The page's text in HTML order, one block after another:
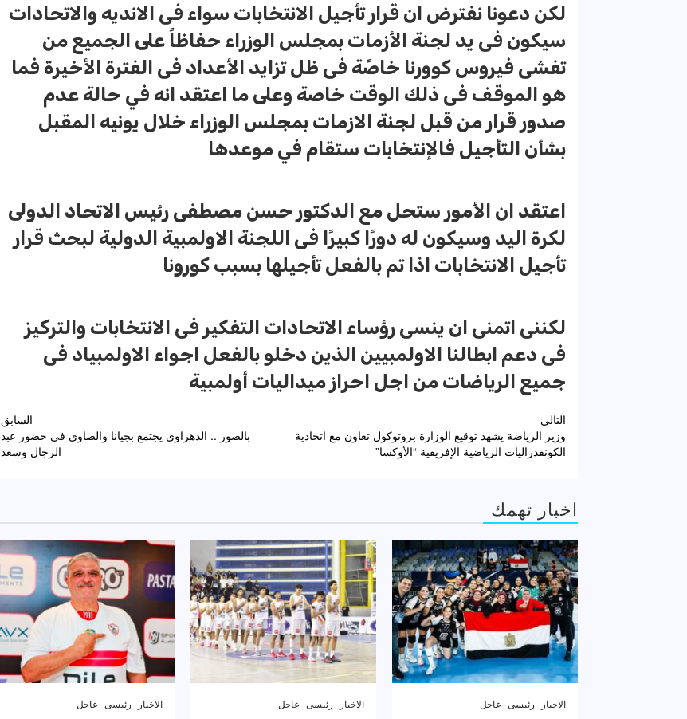
لكن دعونا نفترض ان قرار تأجيل الانتخابات سواء فى الانديه والاتحادات
سيكون فى يد لجنة الأزمات بمجلس الوزراء حفاظاً على الجميع من
تفشى فيروس كوورنا خاصًة فى ظل تزايد الأعداد فى الفترة الأخيرة فما
هو الموقف فى ذلك الوقت خاصة وعلى ما اعتقد انه في حالة عدم
صدور قرار من قبل لجنة الازمات بمجلس الوزراء خلال يونيه المقبل
بشأن التأجيل فالإنتخابات ستقام في موعدها
اعتقد ان الأمور ستحل مع الدكتور حسن مصطفى رئيس الاتحاد الدولى
لكرة اليد وسيكون له دورًا كبيرًا فى اللجنة الاولمبية الدولية لبحث قرار
تأجيل الانتخابات اذا تم بالفعل تأجيلها بسبب كورونا
لكننى اتمنى ان ينسى رؤساء الاتحادات التفكير فى الانتخابات والتركيز
فى دعم ابطالنا الاولمبيين الذين دخلو بالفعل اجواء الاولمبياد فى
جميع الرياضات من اجل احراز ميداليات أولمبية
تصفّح
المقالات
السابق
بالصور .. الدهراوى يجتمع بجيانا والصاوي في حضور عبد
الرجال وسعد
التالي
وزير الرياضة يشهد توقيع الوزارة بروتوكول تعاون مع اتحادية
الكونفدراليات الرياضية الإفريقية “الأوكسا”
اخبار تهمك
الاخبار رئيسى عاجل الاخبار رئيسى عاجل الاخبار رئيسى عاجل